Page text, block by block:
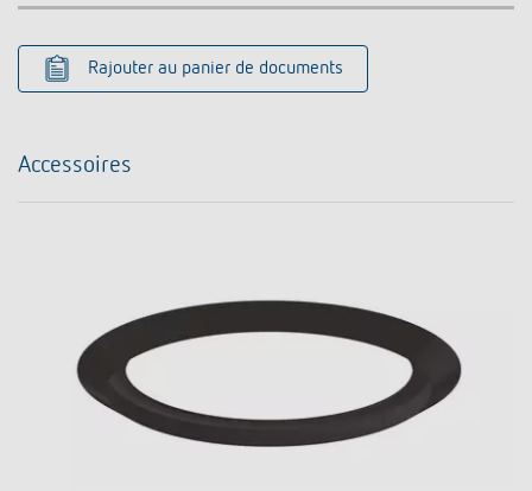
Rajouter au panier de documents
Accessoires